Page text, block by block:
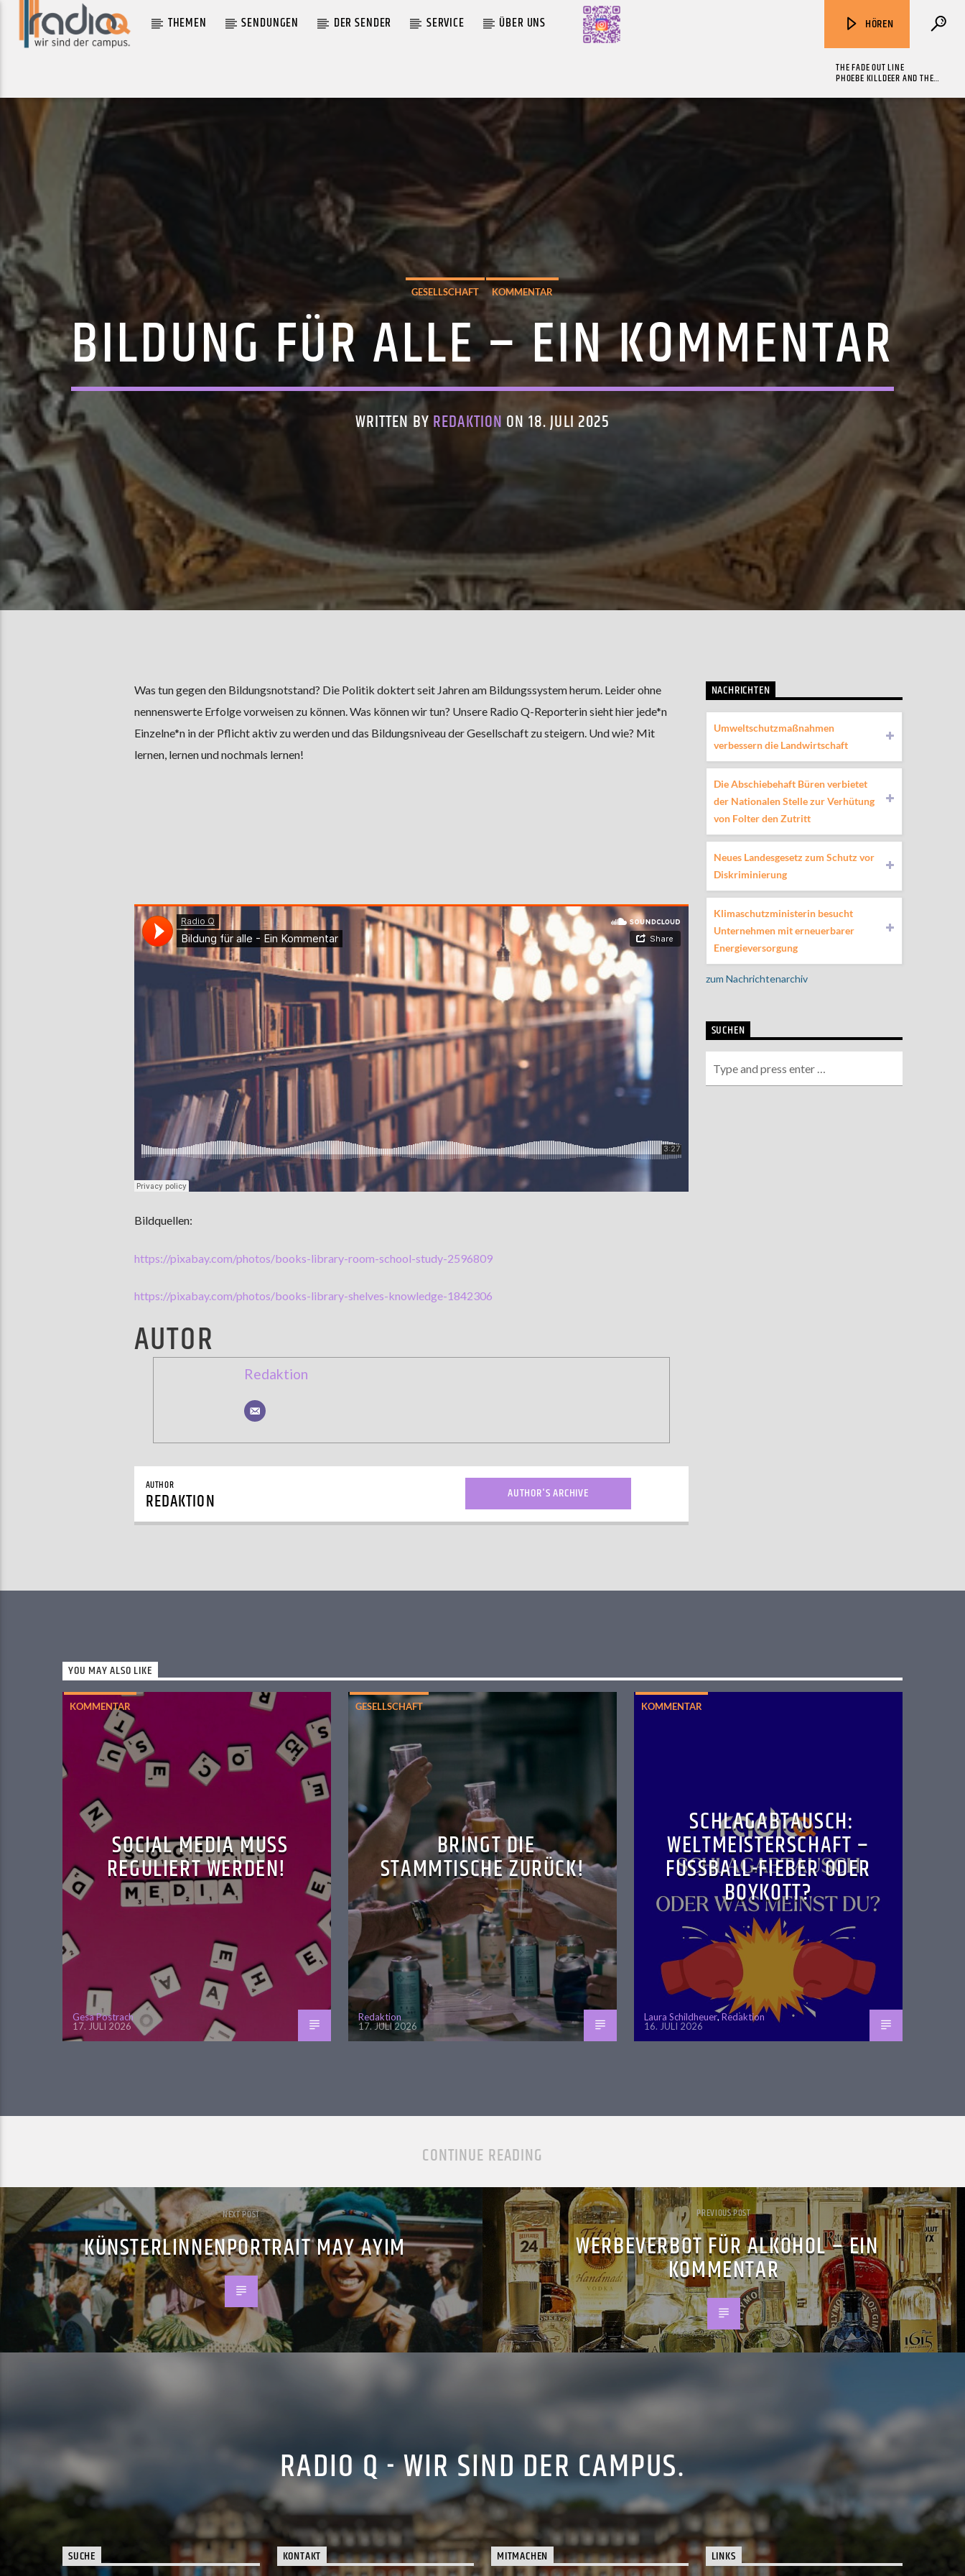
THEMEN SENDUNGEN DER SENDER SERVICE ÜBER UNS HÖREN
THE FADE OUT LINE
PHOEBE KILLDEER AND THE
AKTUELLER TRACK
THE FADE OUT LINE
PHOEBE KILLDEER AND THE SHORT STRAWS
MOEBIUS
ZU HÖREN IN
GESELLSCHAFT KOMMENTAR
BILDUNG FÜR ALLE – EIN KOMMENTAR
WRITTEN BY REDAKTION ON 18. JULI 2025
Was tun gegen den Bildungsnotstand? Die Politik doktert seit Jahren am Bildungssystem herum. Leider ohne
nennenswerte Erfolge vorweisen zu können. Was können wir tun? Unsere Radio Q-Reporterin sieht hier jede*n
Einzelne*n in der Pflicht aktiv zu werden und das Bildungsniveau der Gesellschaft zu steigern. Und wie? Mit
lernen, lernen und nochmals lernen!
Bildquellen:
https://pixabay.com/photos/books-library-room-school-study-2596809
https://pixabay.com/photos/books-library-shelves-knowledge-1842306
AUTOR
Redaktion
AUTHOR
REDAKTION AUTHOR'S ARCHIVE
NACHRICHTEN
Umweltschutzmaßnahmen
verbessern die Landwirtschaft
Die Abschiebehaft Büren verbietet
der Nationalen Stelle zur Verhütung
von Folter den Zutritt
Neues Landesgesetz zum Schutz vor
Diskriminierung
Klimaschutzministerin besucht
Unternehmen mit erneuerbarer
Energieversorgung
zum Nachrichtenarchiv
SUCHEN
YOU MAY ALSO LIKE
KOMMENTAR
SOCIAL MEDIA MUSS
REGULIERT WERDEN!
Gesa Postrach
17. JULI 2026
GESELLSCHAFT
BRINGT DIE
STAMMTISCHE ZURÜCK!
Redaktion
17. JULI 2026
KOMMENTAR
SCHLAGABTAUSCH:
WELTMEISTERSCHAFT –
FUSSBALL-FIEBER ODER B
OYKOTT?
Laura Schildheuer,Redaktion
16. JULI 2026
CONTINUE READING
NEXT POST
KÜNSTERLINNENPORTRAIT MAY AYIM
PREVIOUS POST
WERBEVERBOT FÜR ALKOHOL – EIN
KOMMENTAR
RADIO Q - WIR SIND DER CAMPUS.
SUCHE KONTAKT MITMACHEN LINKS